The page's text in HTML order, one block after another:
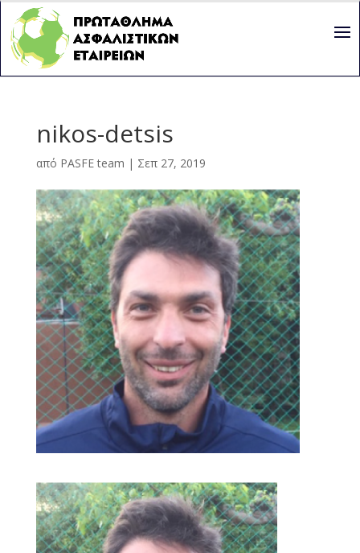
nikos-detsis
από PASFE team | Σεπ 27, 2019